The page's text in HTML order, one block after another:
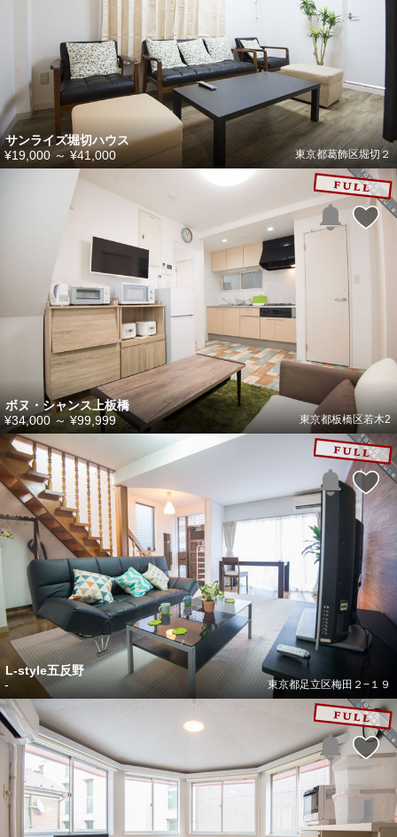
サンライズ堀切ハウス
東京都葛飾区堀切２
¥19,000 ～¥41,000
ボヌ・シャンス上板橋
東京都板橋区若木2
¥34,000 ～¥99,999
L-style五反野
東京都足立区梅田２−１９
-